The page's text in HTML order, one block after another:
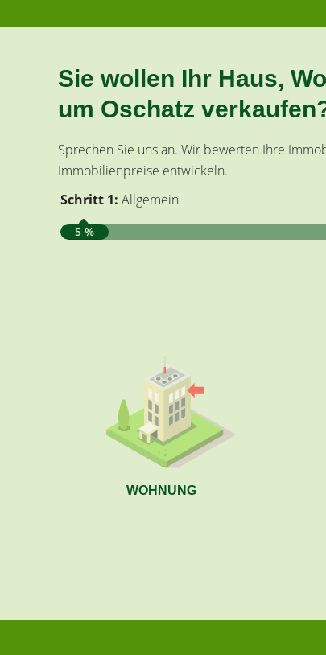
Sie wollen Ihr Haus,
um Oschatz
Sprechen Sie uns an. Wir bewerten Ihre
Immobilienpreise entwickeln.
Schritt 1: Allgemein
5 %
WOHNUNG